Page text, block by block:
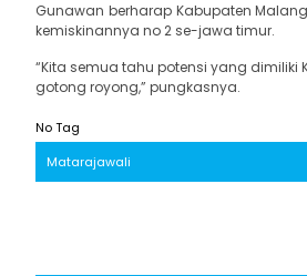
Gunawan berharap Kabupaten
kemiskinannya no 2 se-jawa timur.
“Kita semua tahu potensi yang dimiliki
gotong royong,” pungkasnya.
No Tag
Matarajawali